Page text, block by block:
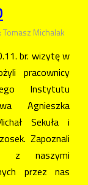
Tomasz Michalak
br. wizytę w
pracownicy
Instytutu
Agnieszka
Sekuła i
Zapoznali
z naszymi
przez nas